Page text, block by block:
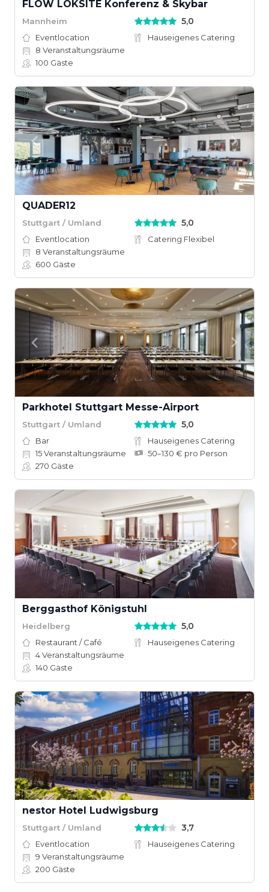
FLOW LOKSITE Konferenz & Skybar
Mannheim 5,0
Eventlocation
Hauseigenes Catering
8 Veranstaltungsräume
100 Gäste
QUADER12
Stuttgart / Umland 5,0
Eventlocation
Catering Flexibel
8 Veranstaltungsräume
600 Gäste
Parkhotel Stuttgart Messe-Airport
Stuttgart / Umland 5,0
Bar
Hauseigenes Catering
15Veranstaltungsräume
50–130 € pro Person
270 Gäste
Berggasthof Königstuhl
Heidelberg 5,0
Restaurant / Café
Hauseigenes Catering
4Veranstaltungsräume
140 Gäste
nestor Hotel Ludwigsburg
Stuttgart / Umland 3,7
Eventlocation
Hauseigenes Catering
9 Veranstaltungsräume
200 Gäste